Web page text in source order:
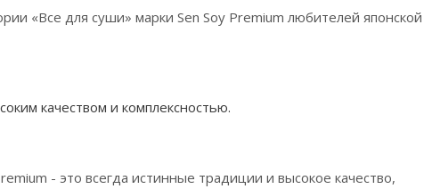
«Все для суши» марки Sen Soy Premium любителей японской
качеством и комплексностью.
- это всегда истинные традиции и высокое качество,